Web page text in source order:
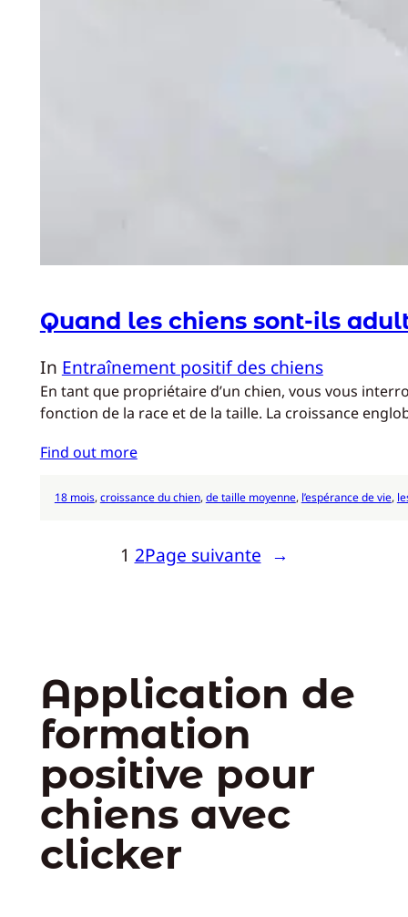
Quand les chiens sont-ils
In Entraînement positif des chiens
En tant que propriétaire d’un chien, vous vous
fonction de la race et de la taille. La croissance
Find out more
18 mois, croissance du chien, de taille moyenne, l’espérance de vie,
1 2Page suivante →
Application de
formation
positive pour
chiens avec
clicker